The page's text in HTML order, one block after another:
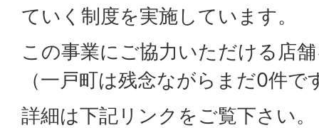
ていく制度を実施しています。
この事業にご協力いただける店
（一戸町は残念ながらまだ0件で
詳細は下記リンクをご覧下さい。